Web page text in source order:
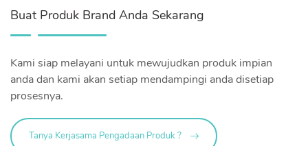
Buat Produk Brand Anda Sekarang
Kami siap melayani untuk mewujudkan produk impian
anda dan kami akan setiap mendampingi anda disetiap
prosesnya.
Tanya Kerjasama Pengadaan Produk ?